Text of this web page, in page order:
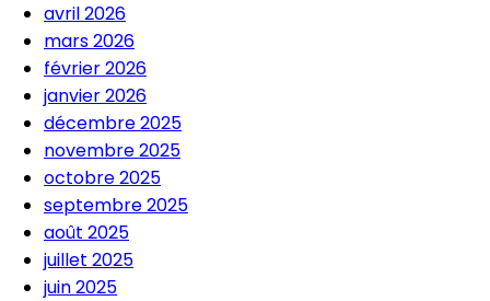
avril 2026
mars 2026
février 2026
janvier 2026
décembre 2025
novembre 2025
octobre 2025
septembre 2025
août 2025
juillet 2025
juin 2025